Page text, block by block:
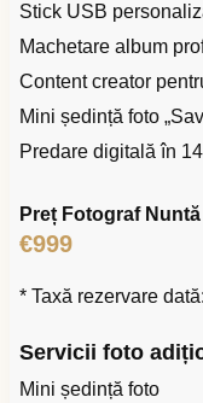
Stick USB
Machetare album
Content creator
Mini ședință foto
Predare digitală în
Preț Fotograf
€999
* Taxă rezervare dată:
Servicii foto
Mini ședință foto